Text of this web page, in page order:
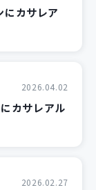
カサレア
2026.04.02
カサレアル
2026.02.27